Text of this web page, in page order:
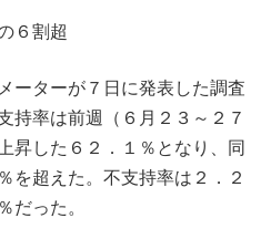
６割超
ーターが７日に発表した調査
持率は前週（６月２３～２７
昇した６２．１％となり、同
を超えた。不支持率は２．２
だった。